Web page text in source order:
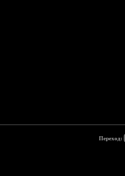
Переход: